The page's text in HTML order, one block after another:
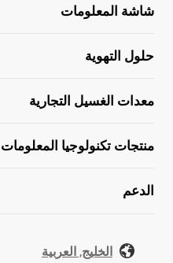
شاشة المعلومات
حلول التهوية
معدات الغسيل التجارية
منتجات تكنولوجيا المعلومات
الدعم
الخليج, العربية